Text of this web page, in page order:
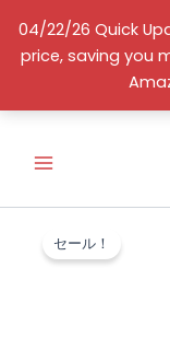
04/22/26 Quick
price, saving you
ツ
セール！